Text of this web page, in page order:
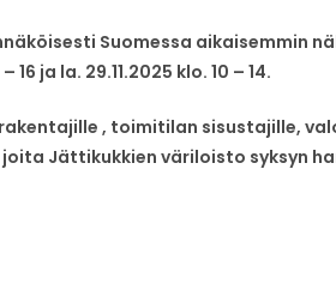
Suomessa aikaisemmin
ja la. 29.11.2025 klo. 10 – 14.
, toimitilan sisustajille,
Jättikukkien väriloisto syksyn